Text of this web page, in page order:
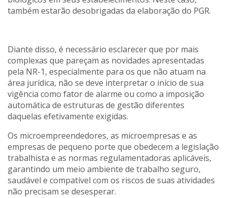
também estarão desobrigadas da elaboração do PGR.
Diante disso, é necessário esclarecer que por mais
complexas que pareçam as novidades apresentadas
pela NR-1, especialmente para os que não atuam na
área jurídica, não se deve interpretar o início de sua
vigência como fator de alarme ou como a imposição
automática de estruturas de gestão diferentes
daquelas efetivamente exigidas.
Os microempreendedores, as microempresas e as
empresas de pequeno porte que obedecem a legislação
trabalhista e as normas regulamentadoras aplicáveis,
garantindo um meio ambiente de trabalho seguro,
saudável e compatível com os riscos de suas atividades
não precisam se desesperar.